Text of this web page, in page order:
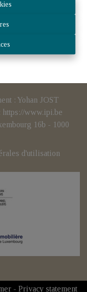
L-9570 Wiltz
– Numéro
: Yohan JOST
https://www.ipi.be
16b - 1000
d'utilisation
- Privacy statement